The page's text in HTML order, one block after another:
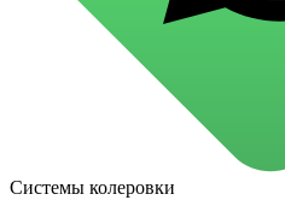
для стекол и
для
для стирки и
для ковров и
Автохимия и
Системы колеровки